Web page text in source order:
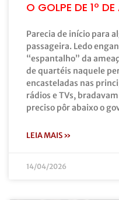
O GOLPE DE 1º
Parecia de início para
passageira. Ledo
“espantalho” da
de quartéis naquele
encasteladas nas
rádios e TVs,
preciso pôr abaixo o
LEIA MAIS »
14/04/2026